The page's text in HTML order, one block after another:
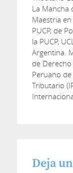
La Mancha
Maestria
PUCP, de
la PUCP,
Argentina.
de
Peruano
Tributario
Deja